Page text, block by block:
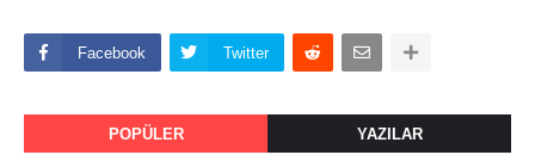
Facebook Twitter
POPÜLER YAZILAR